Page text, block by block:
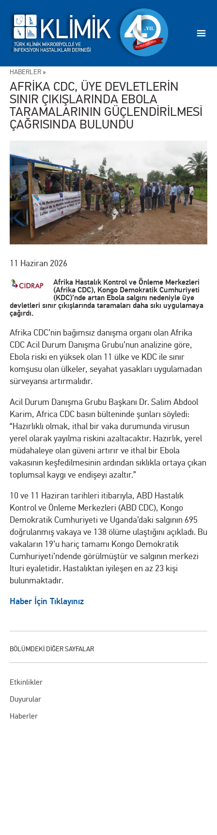
Etkinlikler
Duyurular
Haberler
HABERLER »
AFRİKA CDC, ÜYE DEVLETLERİN
SINIR ÇIKIŞLARINDA EBOLA
TARAMALARININ GÜÇLENDİRİLMESİ
ÇAĞRISINDA BULUNDU
11 Haziran 2026
Afrika Hastalık Kontrol ve Önleme Merkezleri
(Afrika CDC), Kongo Demokratik Cumhuriyeti
(KDC)’nde artan Ebola salgını nedeniyle üye
devletleri sınır çıkışlarında taramaları daha sıkı uygulamaya
çağırdı.
Afrika CDC’nin bağımsız danışma organı olan Afrika
CDC Acil Durum Danışma Grubu’nun analizine göre,
Ebola riski en yüksek olan 11 ülke ve KDC ile sınır
komşusu olan ülkeler, seyahat yasakları uygulamadan
sürveyansı artırmalıdır.
Acil Durum Danışma Grubu Başkanı Dr. Salim Abdool
Karim, Africa CDC basın bülteninde şunları söyledi:
“Hazırlıklı olmak, ithal bir vaka durumunda virusun
yerel olarak yayılma riskini azaltacaktır. Hazırlık, yerel
müdahaleye olan güveni artırır ve ithal bir Ebola
vakasının keşfedilmesinin ardından sıklıkla ortaya çıkan
toplumsal kaygı ve endişeyi azaltır.”
10 ve 11 Haziran tarihleri ​​itibarıyla, ABD Hastalık
Kontrol ve Önleme Merkezleri (ABD CDC), Kongo
Demokratik Cumhuriyeti ve Uganda’daki salgının 695
doğrulanmış vakaya ve 138 ölüme ulaştığını açıkladı. Bu
vakaların 19’u hariç tamamı Kongo Demokratik
Cumhuriyeti’ndende görülmüştür ve salgının merkezi
Ituri eyaletidir. Hastalıktan iyileşen en az 23 kişi
bulunmaktadır.
Haber İçin Tıklayınız